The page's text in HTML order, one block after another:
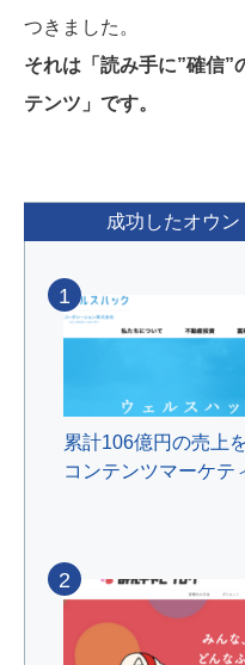
つきました。
それは「読み手に”確信”
テンツ」です。
成功したオウ
累計106億円の売上
コンテンツマーケテ
1
2